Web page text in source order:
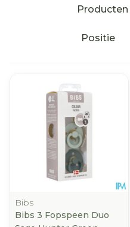
Producten
Sorteer op:
Bibs
Bibs 3 Fopspeen Duo